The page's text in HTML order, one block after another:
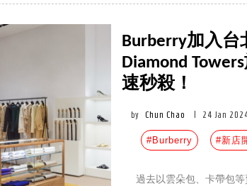
Burberry加入
Diamond
速秒殺！
by Chun Chao 24 Jan
#Burberry #新店
過去以雲朵包、卡帶包等